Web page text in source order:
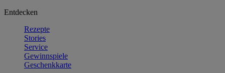
Entdecken
Rezepte
Stories
Service
Gewinnspiele
Geschenkkarte